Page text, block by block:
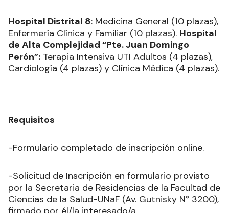
Hospital Distrital 8: Medicina General (10 plazas),
Enfermería Clínica y Familiar (10 plazas). Hospital
de Alta Complejidad “Pte. Juan Domingo
Perón”: Terapia Intensiva UTI Adultos (4 plazas),
Cardiología (4 plazas) y Clínica Médica (4 plazas).
Requisitos
-Formulario completado de inscripción online.
-Solicitud de Inscripción en formulario provisto
por la Secretaria de Residencias de la Facultad de
Ciencias de la Salud-UNaF (Av. Gutnisky N° 3200),